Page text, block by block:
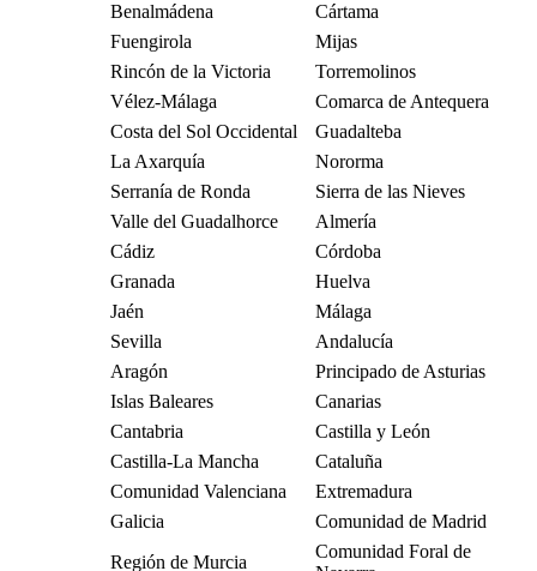
Benalmádena
Cártama
Fuengirola
Mijas
Rincón de la Victoria
Torremolinos
Vélez-Málaga
Comarca de Antequera
Costa del Sol Occidental
Guadalteba
La Axarquía
Nororma
Serranía de Ronda
Sierra de las Nieves
Valle del Guadalhorce
Almería
Cádiz
Córdoba
Granada
Huelva
Jaén
Málaga
Sevilla
Andalucía
Aragón
Principado de Asturias
Islas Baleares
Canarias
Cantabria
Castilla y León
Castilla-La Mancha
Cataluña
Comunidad Valenciana
Extremadura
Galicia
Comunidad de Madrid
Región de Murcia
Comunidad Foral de